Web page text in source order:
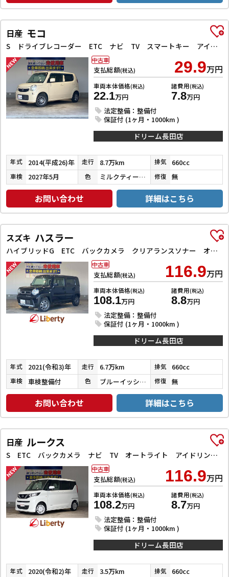
日産 モコ
S ドライブレコーダー ETC ナビ TV スマートキー アイドリングストップ ベンチシート CVT CD アルミホイール エアコン パワーウィンドウ
支払総額(税込) 29.9万円
車両本体価格(税込)
22.1万円
諸費用(税込)
7.8万円
法定整備：整備付
保証付 (1ヶ月・1000km )
中古車
ドリーム長田店
年式 2014(平成26)年 走行 8.7万km 排気 660cc
車検 2027年5月 色 ミルクティーベージュメタリック 修復 無
お問い合わせ 詳細はこちら
スズキ ハスラー
ハイブリッドG ETC バックカメラ クリアランスソナー オートライト スマートキー アイドリングストップ 電動格納ミラー シートヒーター CVT ESC CD Bluetooth エアコン パワーウィンドウ
支払総額(税込) 116.9万円
車両本体価格(税込)
108.1万円
諸費用(税込)
8.8万円
法定整備：整備付
保証付 (1ヶ月・1000km )
中古車
ドリーム長田店
年式 2021(令和3)年 走行 6.7万km 排気 660cc
車検 車検整備付 色 ブルーイッシュブラックパール３ 修復 無
お問い合わせ 詳細はこちら
日産 ルークス
S ETC バックカメラ ナビ TV オートライト アイドリングストップ 電動格納ミラー ベンチシート CVT ABS ESC CD Bluetooth エアコン パワーステアリング パワーウィンドウ
支払総額(税込) 116.9万円
車両本体価格(税込)
108.2万円
諸費用(税込)
8.7万円
法定整備：整備付
保証付 (1ヶ月・1000km )
中古車
ドリーム長田店
年式 2020(令和2)年 走行 3.5万km 排気 660cc